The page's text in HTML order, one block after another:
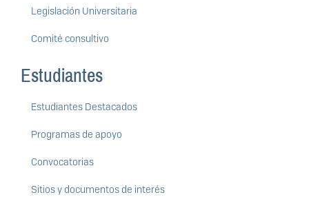
Legislación Universitaria
Comité consultivo
Estudiantes
Estudiantes Destacados
Programas de apoyo
Convocatorias
Sitios y documentos de interés